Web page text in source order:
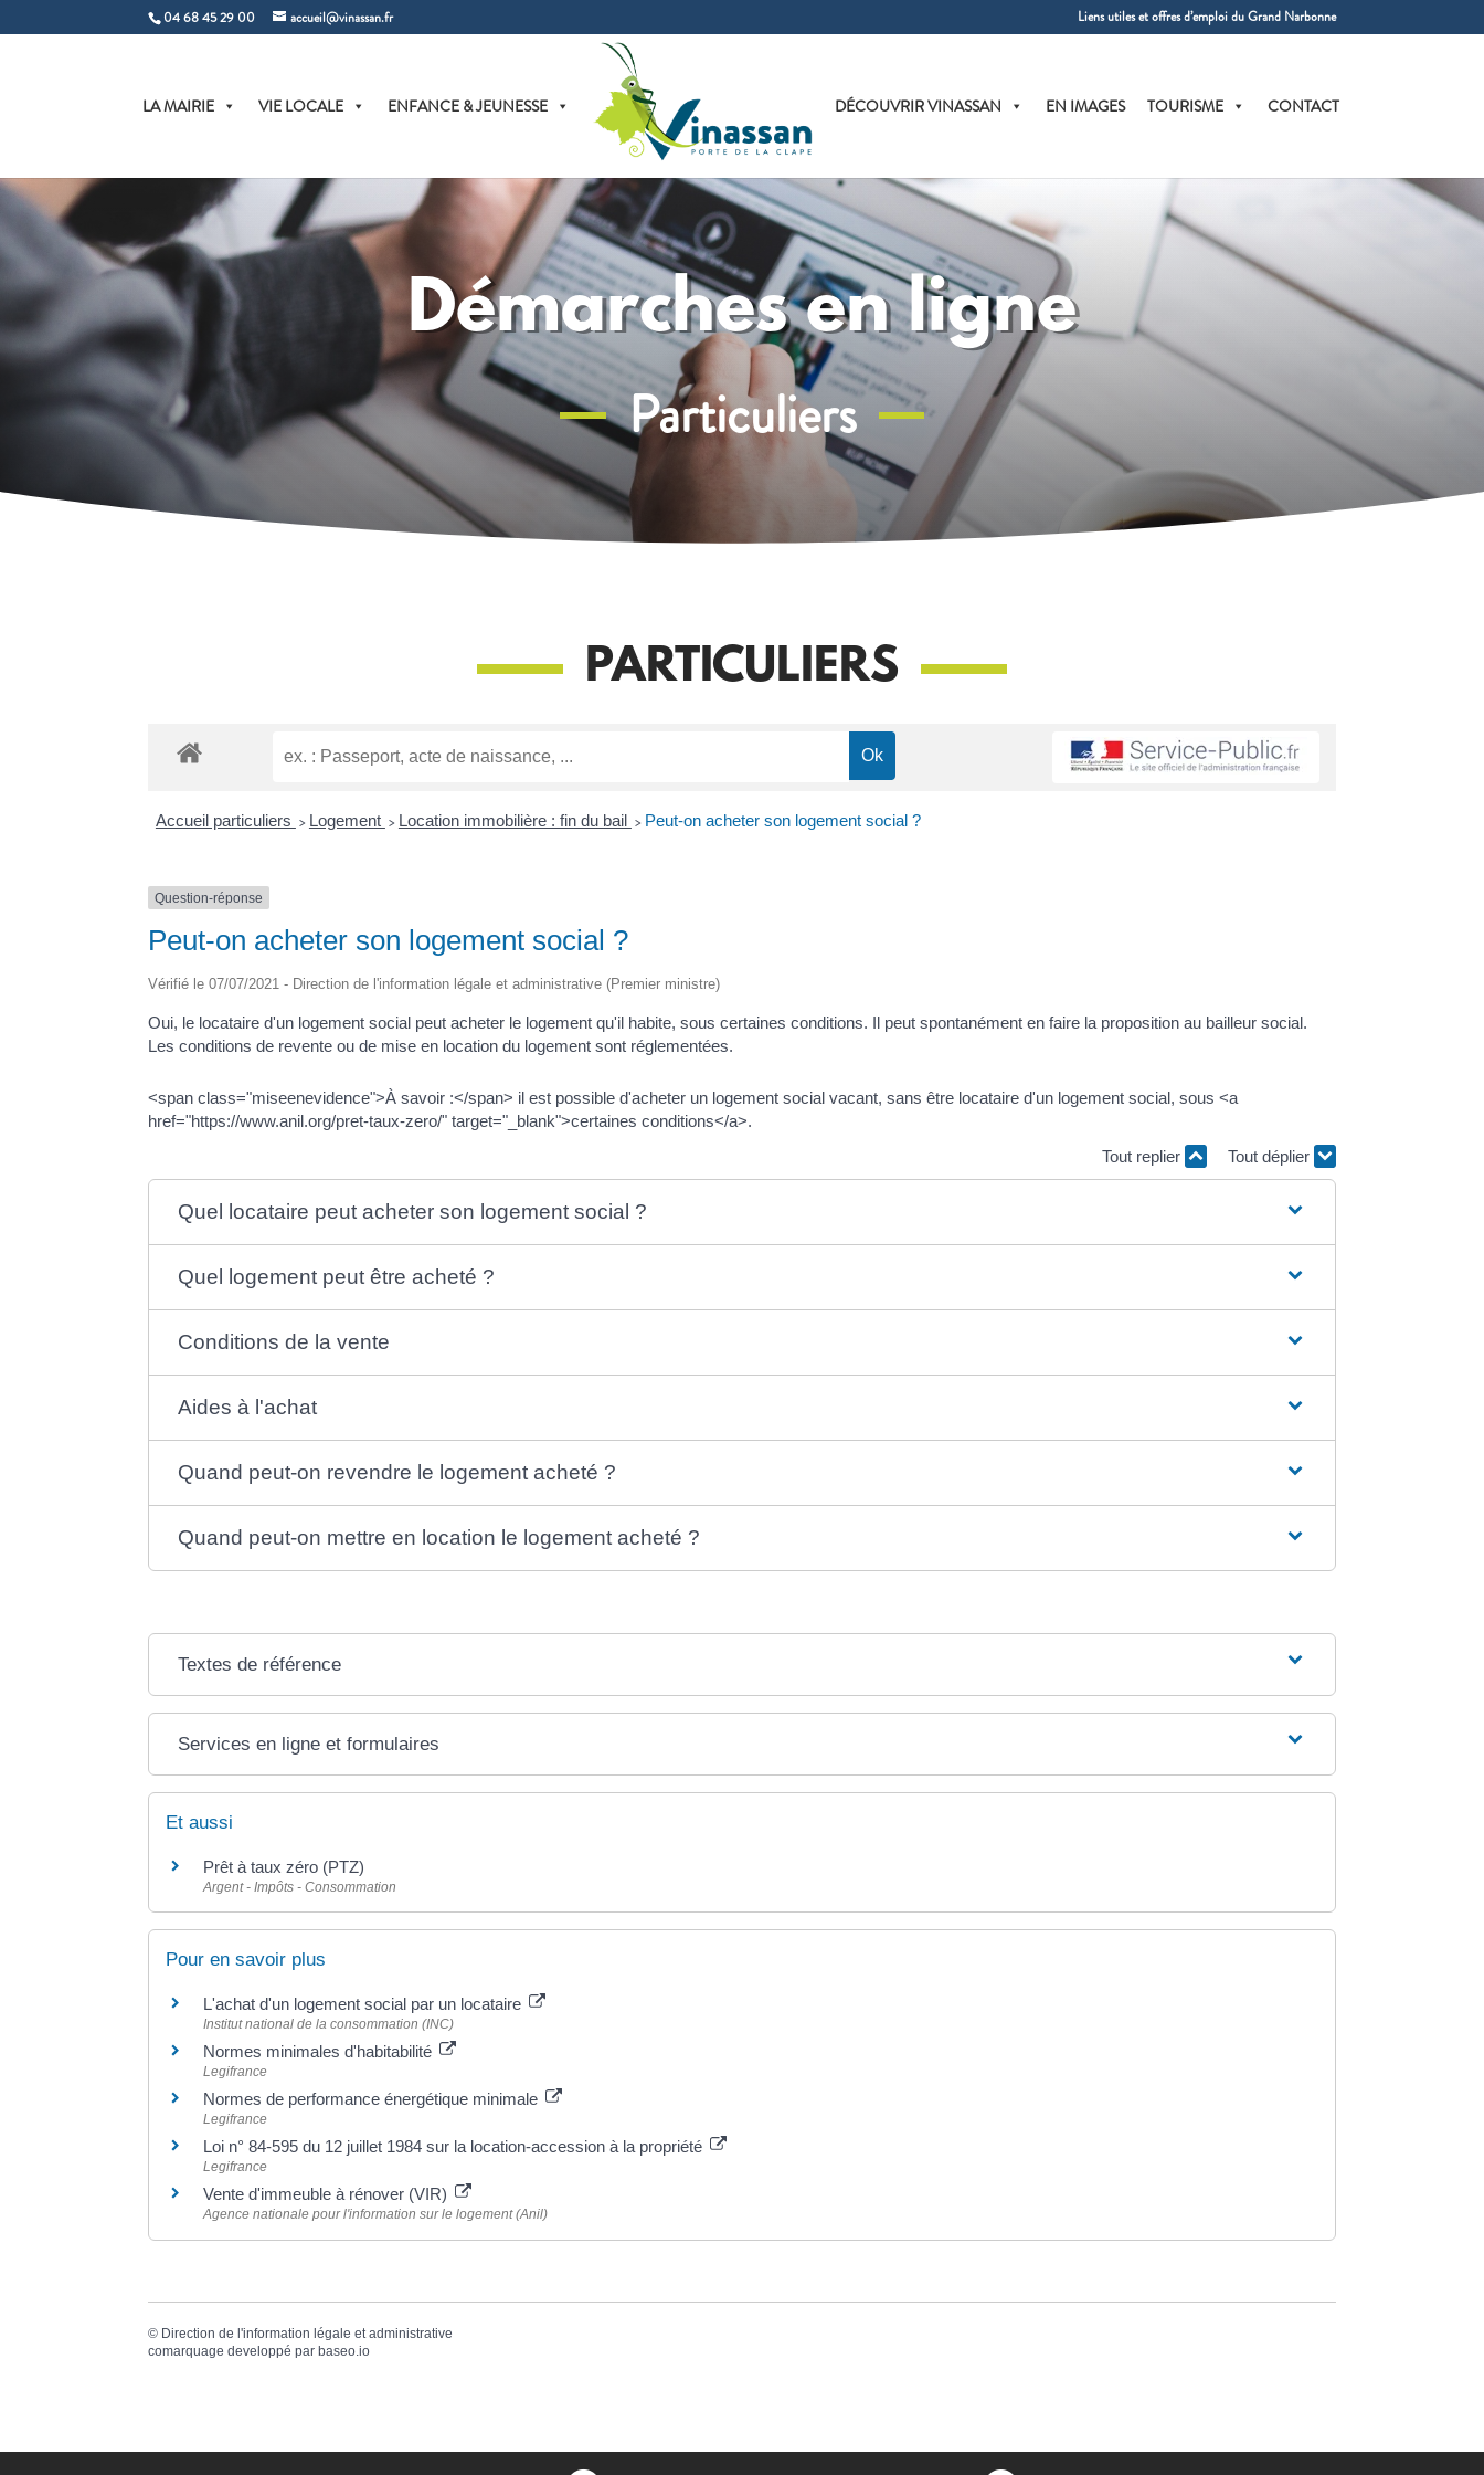
04 68 45 29 00 accueil@vinassan.fr Liens utiles et offres d’emploi du Grand Narbonne
LA MAIRIE VIE LOCALE ENFANCE & JEUNESSE DÉCOUVRIR VINASSAN EN IMAGES TOURISME CONTACT
Démarches en ligne
Particuliers
PARTICULIERS
Accueil particuliers > Logement > Location immobilière : fin du bail > Peut-on acheter son logement social ?
Question-réponse
Peut-on acheter son logement social ?
Vérifié le 07/07/2021 - Direction de l'information légale et administrative (Premier ministre)
Oui, le locataire d'un logement social peut acheter le logement qu'il habite, sous certaines conditions. Il peut spontanément en faire la proposition au bailleur social.
Les conditions de revente ou de mise en location du logement sont réglementées.
<span class="miseenevidence">À savoir :</span> il est possible d'acheter un logement social vacant, sans être locataire d'un logement social, sous <a
href="https://www.anil.org/pret-taux-zero/" target="_blank">certaines conditions</a>.
Tout replier
Tout déplier
Quel locataire peut acheter son logement social ?
Quel logement peut être acheté ?
Conditions de la vente
Aides à l'achat
Quand peut-on revendre le logement acheté ?
Quand peut-on mettre en location le logement acheté ?
Textes de référence
Services en ligne et formulaires
Et aussi
Prêt à taux zéro (PTZ)
Argent - Impôts - Consommation
Pour en savoir plus
L'achat d'un logement social par un locataire
Institut national de la consommation (INC)
Normes minimales d'habitabilité
Legifrance
Normes de performance énergétique minimale
Legifrance
Loi n° 84-595 du 12 juillet 1984 sur la location-accession à la propriété
Legifrance
Vente d'immeuble à rénover (VIR)
Agence nationale pour l'information sur le logement (Anil)
© Direction de l'information légale et administrative
comarquage developpé parbaseo.io